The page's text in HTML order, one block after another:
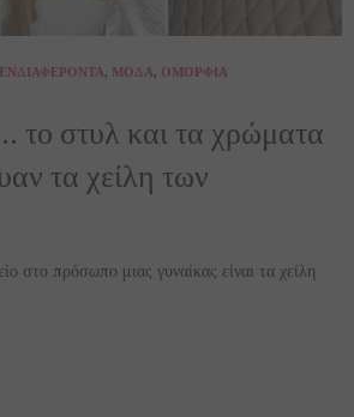
ΕΝΔΙΑΦΈΡΟΝΤΑ, ΜΌΔΑ, ΟΜΟΡΦΙΆ
το στυλ και τα χρώματα
τα χείλη των
στο πρόσωπο μιας γυναίκας είναι τα χείλη